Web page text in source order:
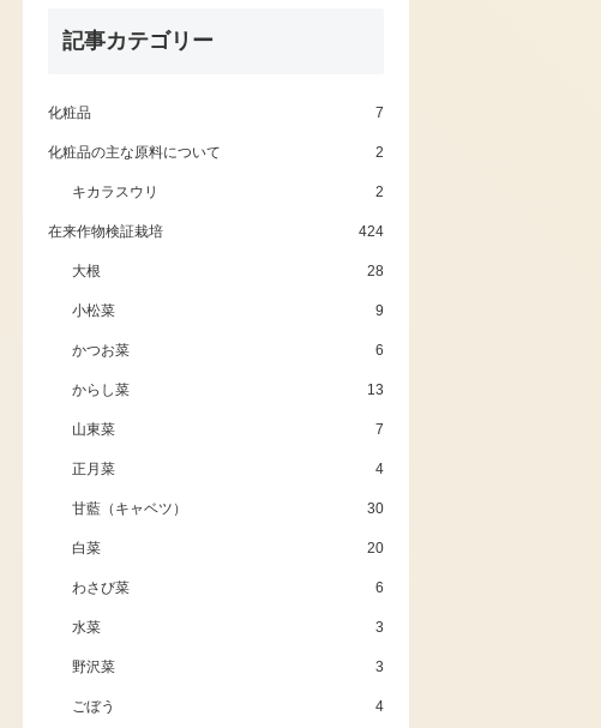
記事カテゴリー
化粧品 7
化粧品の主な原料について 2
キカラスウリ 2
在来作物検証栽培 424
大根 28
小松菜 9
かつお菜 6
からし菜 13
山東菜 7
正月菜 4
甘藍（キャベツ） 30
白菜 20
わさび菜 6
水菜 3
野沢菜 3
ごぼう 4